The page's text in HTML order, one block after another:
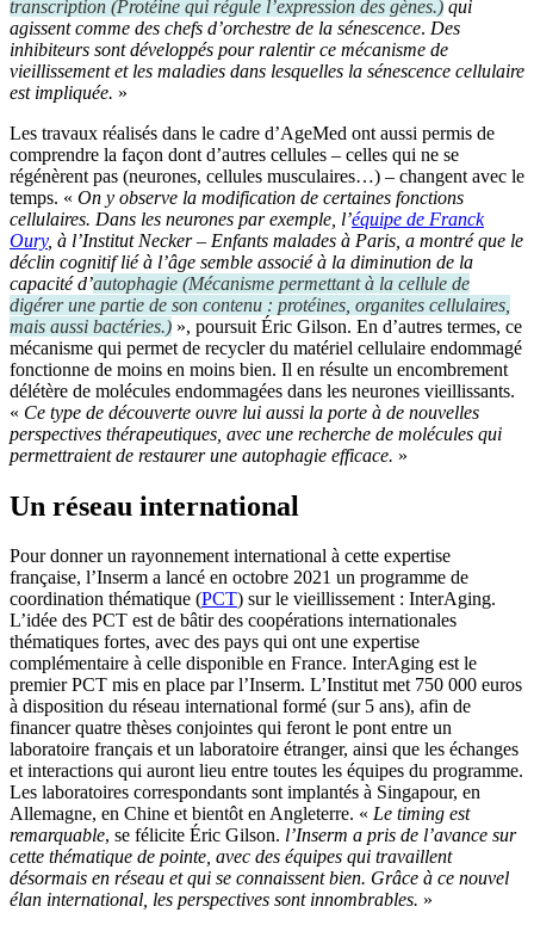
transcription (Protéine qui régule l’expression des gènes.) qui
agissent comme des chefs d’orchestre de la sénescence. Des
inhibiteurs sont développés pour ralentir ce mécanisme de
vieillissement et les maladies dans lesquelles la sénescence cellulaire
est impliquée. »
Les travaux réalisés dans le cadre d’AgeMed ont aussi permis de
comprendre la façon dont d’autres cellules – celles qui ne se
régénèrent pas (neurones, cellules musculaires…) – changent avec le
temps. « On y observe la modification de certaines fonctions
cellulaires. Dans les neurones par exemple, l’équipe de Franck
Oury, à l’Institut Necker – Enfants malades à Paris, a montré que le
déclin cognitif lié à l’âge semble associé à la diminution de la
capacité d’autophagie (Mécanisme permettant à la cellule de
digérer une partie de son contenu : protéines, organites cellulaires,
mais aussi bactéries.) », poursuit Éric Gilson. En d’autres termes, ce
mécanisme qui permet de recycler du matériel cellulaire endommagé
fonctionne de moins en moins bien. Il en résulte un encombrement
délétère de molécules endommagées dans les neurones vieillissants.
« Ce type de découverte ouvre lui aussi la porte à de nouvelles
perspectives thérapeutiques, avec une recherche de molécules qui
permettraient de restaurer une autophagie efficace. »
Un réseau international
Pour donner un rayonnement international à cette expertise
française, l’Inserm a lancé en octobre 2021 un programme de
coordination thématique (PCT) sur le vieillissement : InterAging.
L’idée des PCT est de bâtir des coopérations internationales
thématiques fortes, avec des pays qui ont une expertise
complémentaire à celle disponible en France. InterAging est le
premier PCT mis en place par l’Inserm. L’Institut met 750 000 euros
à disposition du réseau international formé (sur 5 ans), afin de
financer quatre thèses conjointes qui feront le pont entre un
laboratoire français et un laboratoire étranger, ainsi que les échanges
et interactions qui auront lieu entre toutes les équipes du programme.
Les laboratoires correspondants sont implantés à Singapour, en
Allemagne, en Chine et bientôt en Angleterre. « Le timing est
remarquable, se félicite Éric Gilson. l’Inserm a pris de l’avance sur
cette thématique de pointe, avec des équipes qui travaillent
désormais en réseau et qui se connaissent bien. Grâce à ce nouvel
élan international, les perspectives sont innombrables. »